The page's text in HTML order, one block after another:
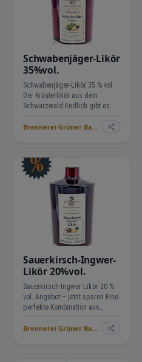
Schwabenjäger-Likör
35%vol.
Schwabenjäger-Likör 35 % vol.
Der Kräuterlikör aus dem
Schwarzwald Endlich gibt es
Brennerei Grüner Baum. 30
würzigen Note der Ingwerknolle,
…
Brennerei Grüner Baum ›
Sauerkirsch-Ingwer-
Likör 20%vol.
Sauerkirsch-Ingwer-Likör 20 %
vol. Angebot – jetzt sparen Eine
perfekte Kombination aus
dezent würzigen Note von
Brennerei Grüner Baum ›